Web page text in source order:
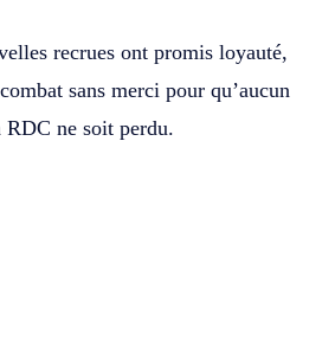
recrues ont promis loyauté,
sans merci pour qu’aucun
RDC ne soit perdu.